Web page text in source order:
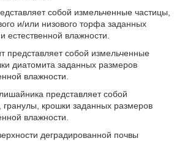
собой измельченные частицы,
и/или низового торфа заданных
естественной влажности.
представляет собой измельченные
диатомита заданных размеров
влажности.
представляет собой
гранулы, крошки заданных размеров
влажности.
деградированной почвы